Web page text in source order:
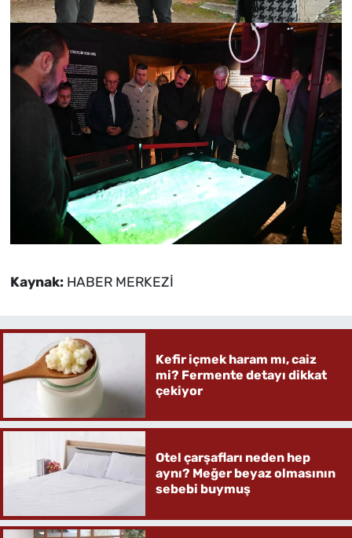
Kaynak: HABER MERKEZİ
Kefir içmek haram mı, caiz
mi? Fermente detayı dikkat
çekiyor
Otel çarşafları neden hep
aynı? Meğer beyaz olmasının
sebebi buymuş